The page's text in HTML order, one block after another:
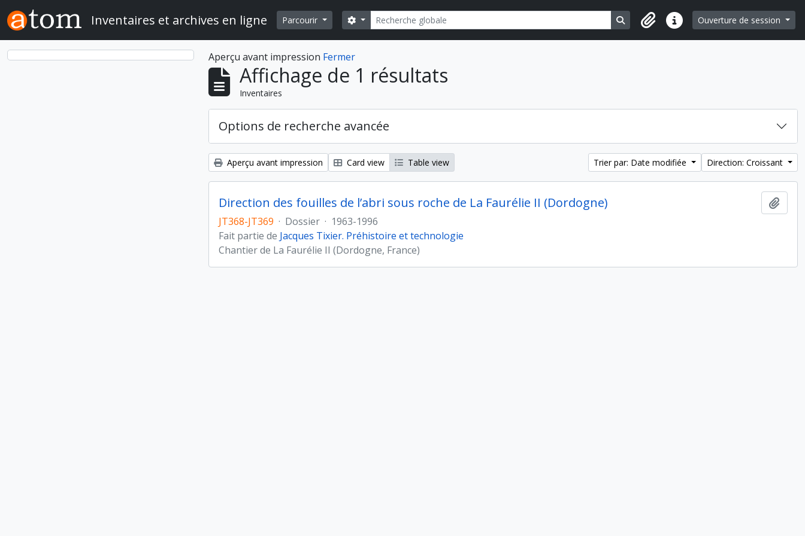
Skip to main content
Inventaires et archives en ligne Parcourir Rechercher
Search options Search in browse page
Liens rapidesOuverture de session
Aperçu avant impression Fermer
Affichage de 1 résultats
Inventaires
Options de recherche avancée
Aperçu avant impression Card view Table view Trier par: Date modifiée Direction: Croissant
Direction des fouilles de l’abri sous roche de La Faurélie II (Dordogne)
JT368-JT369 · Dossier · 1963-1996
Fait partie de Jacques Tixier. Préhistoire et technologie
Chantier de La Faurélie II (Dordogne, France)